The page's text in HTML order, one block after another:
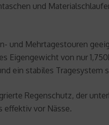
und
und Mehrtagestouren
Eigengewicht von nur
ein stabiles
Regenschutz, der
effektiv vor Nässe.